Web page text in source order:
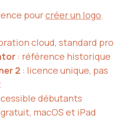
pourcréer un logo.
cloud, standard pro
: référence historique
2 : licence unique, pas
débutants
macOS et iPad